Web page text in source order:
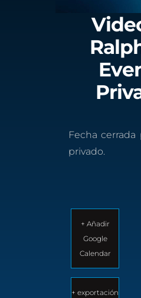
Fecha cerrada
privado.
+ Añadir
Google
Calendar
+ exportación